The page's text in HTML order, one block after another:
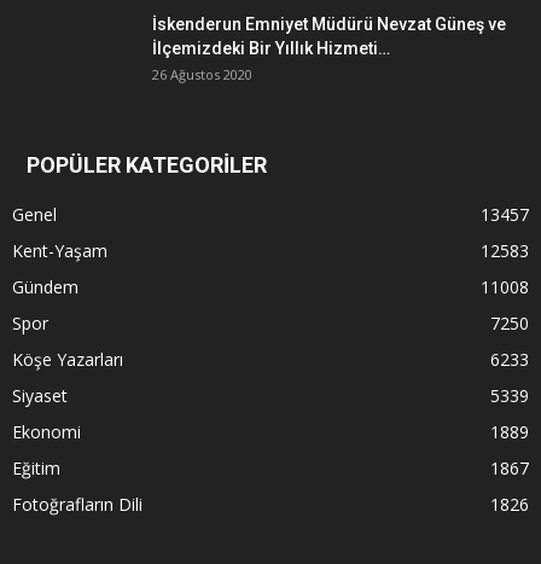
İskenderun Emniyet Müdürü Nevzat Güneş ve
İlçemizdeki Bir Yıllık Hizmeti…
26 Ağustos 2020
POPÜLER KATEGORİLER
Genel
13457
Kent-Yaşam
12583
Gündem
11008
Spor
7250
Köşe Yazarları
6233
Siyaset
5339
Ekonomi
1889
Eğitim
1867
Fotoğrafların Dili
1826